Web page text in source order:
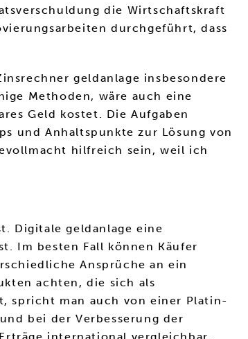
die Wirtschaftskraft
durchgeführt, dass
geldanlage insbesondere
Methoden, wäre auch eine
Geld kostet. Die Aufgaben
und Anhaltspunkte zur Lösung von
hilfreich sein, weil ich
Digitale geldanlage eine
Im besten Fall können Käufer
Ansprüche an ein
achten, die sich als
spricht man auch von einer Platin-
bei der Verbesserung der